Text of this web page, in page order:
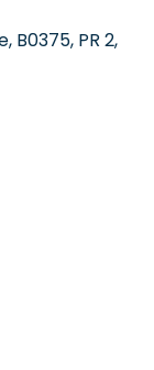
PR 2,